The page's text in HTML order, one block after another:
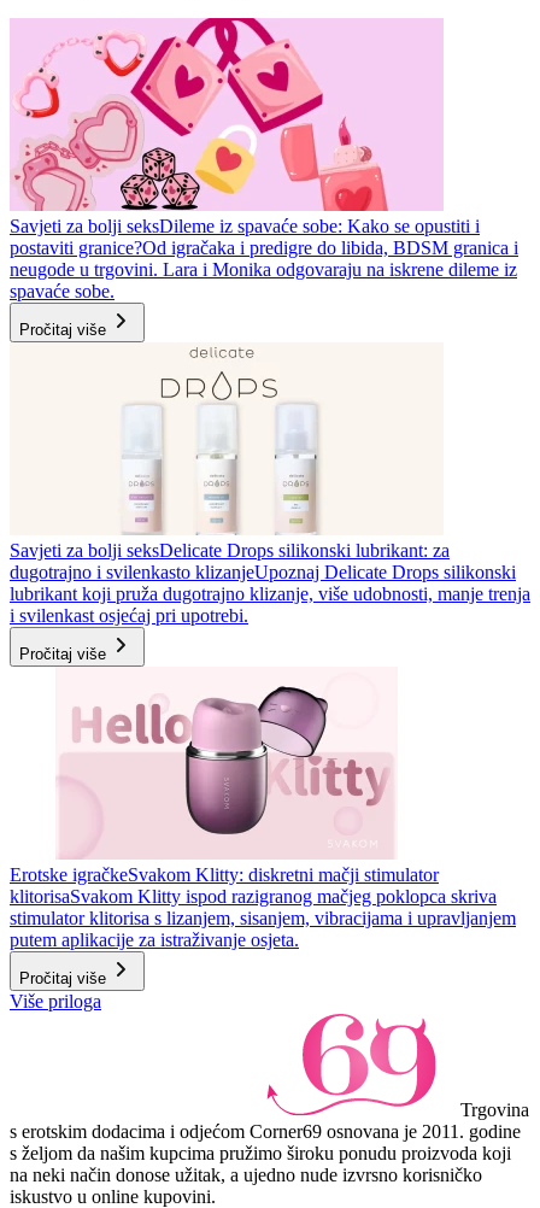
Savjeti za bolji seksDileme iz spavaće sobe: Kako se opustiti i
postaviti granice?Od igračaka i predigre do libida, BDSM granica i
neugode u trgovini. Lara i Monika odgovaraju na iskrene dileme iz
spavaće sobe.
Pročitaj više
Savjeti za bolji seksDelicate Drops silikonski lubrikant: za
dugotrajno i svilenkasto klizanjeUpoznaj Delicate Drops silikonski
lubrikant koji pruža dugotrajno klizanje, više udobnosti, manje trenja
i svilenkast osjećaj pri upotrebi.
Pročitaj više
Erotske igračkeSvakom Klitty: diskretni mačji stimulator
klitorisaSvakom Klitty ispod razigranog mačjeg poklopca skriva
stimulator klitorisa s lizanjem, sisanjem, vibracijama i upravljanjem
putem aplikacije za istraživanje osjeta.
Pročitaj više
Više priloga
Trgovina
s erotskim dodacima i odjećom Corner69 osnovana je 2011. godine
s željom da našim kupcima pružimo široku ponudu proizvoda koji
na neki način donose užitak, a ujedno nude izvrsno korisničko
iskustvo u online kupovini.